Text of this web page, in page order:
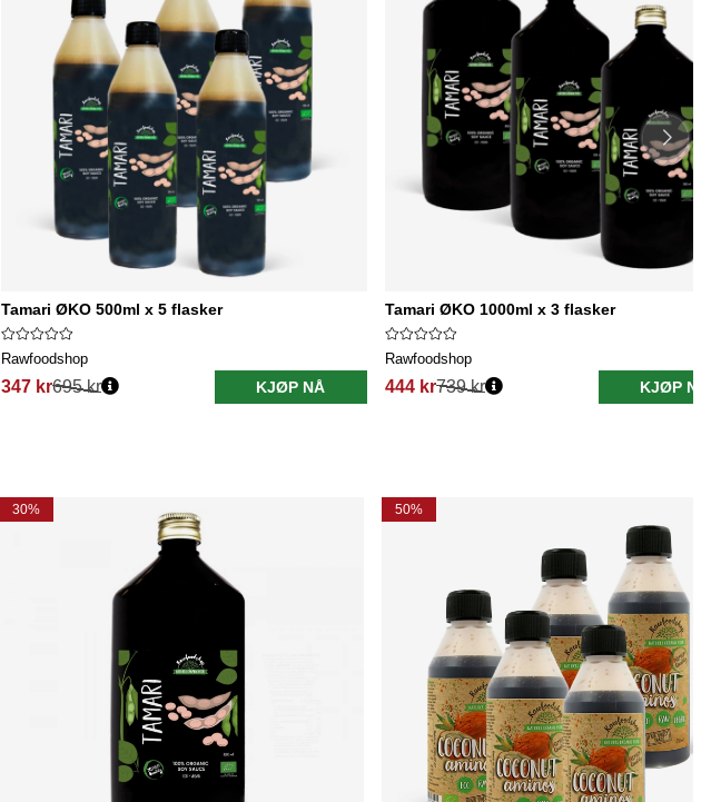
Tamari ØKO 500ml x 5 flasker
Rawfoodshop
347 kr695 kr KJØP NÅ
Tamari ØKO 1000ml x 3 flasker
Rawfoodshop
444 kr739 kr KJØP NÅ
30% 50%